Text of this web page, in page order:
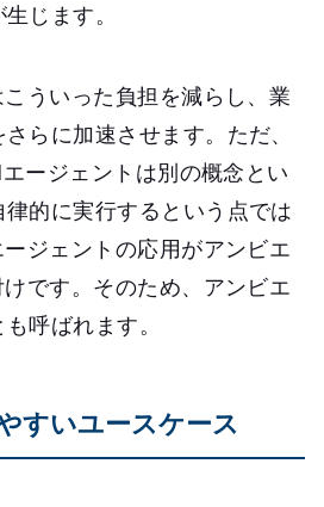
じます。
ういった負担を減らし、業
らに加速させます。ただ、
ージェントは別の概念とい
的に実行するという点では
ジェントの応用がアンビエ
です。そのため、アンビエ
呼ばれます。
すいユースケース